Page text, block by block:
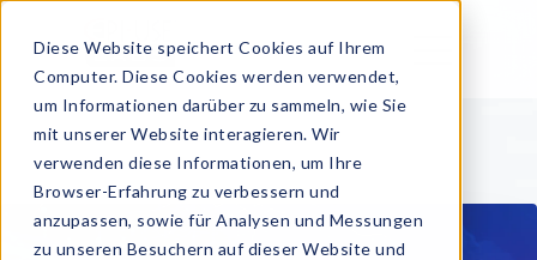
Diese Website speichert Cookies auf Ihrem
Computer. Diese Cookies werden verwendet,
um Informationen darüber zu sammeln, wie Sie
mit unserer Website interagieren. Wir
verwenden diese Informationen, um Ihre
Browser-Erfahrung zu verbessern und
anzupassen, sowie für Analysen und Messungen
zu unseren Besuchern auf dieser Website und